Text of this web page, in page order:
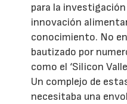
para la
innovación
conocimiento. No
bautizado por
como el ‘Silicon
Un complejo de
necesitaba una